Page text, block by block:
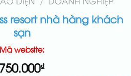
resort nhà hàng khách
sạn
Mã website:
750.000₫